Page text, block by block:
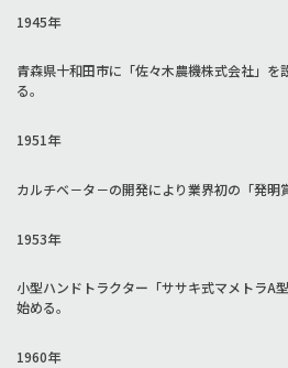
1945年
青森県十和田市に「佐々木農機株式会社」を
る。
1951年
カルチベ－タ－の開発により業界初の「発明
1953年
小型ハンドトラクター「ササキ式マメトラA
始める。
1960年